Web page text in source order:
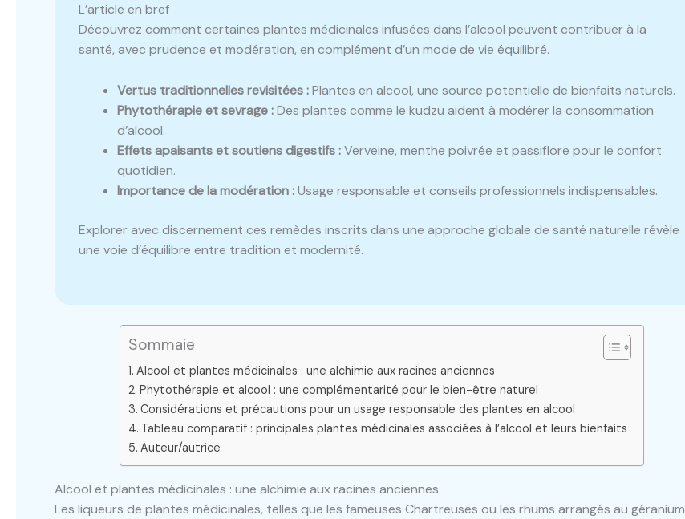
L’article en bref
Découvrez comment certaines plantes médicinales infusées dans l’alcool peuvent contribuer à la
santé, avec prudence et modération, en complément d’un mode de vie équilibré.
Vertus traditionnelles revisitées :Plantes en alcool, une source potentielle de bienfaits naturels.
Phytothérapie et sevrage :Des plantes comme le kudzu aident à modérer la consommation
d’alcool.
Effets apaisants et soutiens digestifs :Verveine, menthe poivrée et passiflore pour le confort
quotidien.
Importance de la modération :Usage responsable et conseils professionnels indispensables.
Explorer avec discernement ces remèdes inscrits dans une approche globale de santé naturelle révèle
une voie d’équilibre entre tradition et modernité.
Sommaie
Alcool et plantes médicinales : une alchimie aux racines anciennes
Phytothérapie et alcool : une complémentarité pour le bien-être naturel
Considérations et précautions pour un usage responsable des plantes en alcool
Tableau comparatif : principales plantes médicinales associées à l’alcool et leurs bienfaits
Auteur/autrice
Alcool et plantes médicinales : une alchimie aux racines anciennes
Les liqueurs de plantes médicinales, telles que les fameuses Chartreuses ou les rhums arrangés au géranium